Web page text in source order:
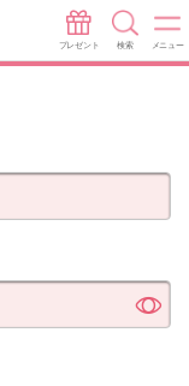
プレゼント 検索 メニュー